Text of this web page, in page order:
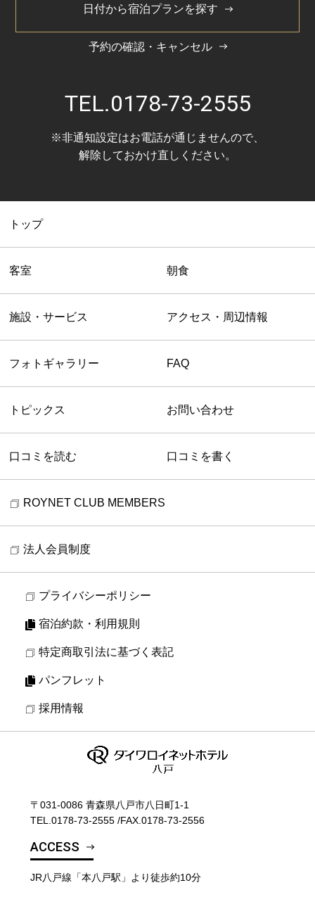
日付から宿泊プランを探す
予約の確認・キャンセル
TEL.0178-73-2555
※非通知設定はお電話が通じませんので、
解除しておかけ直しください。
トップ
客室 朝食
施設・サービス アクセス・周辺情報
フォトギャラリー FAQ
トピックス お問い合わせ
口コミを読む 口コミを書く
ROYNET CLUB MEMBERS
法人会員制度
プライバシーポリシー
宿泊約款・利用規則
特定商取引法に基づく表記
パンフレット
採用情報
〒031-0086 青森県八戸市八日町1-1
TEL. 0178-73-2555 /FAX.0178-73-2556
ACCESS
JR八戸線「本八戸駅」より徒歩約10分